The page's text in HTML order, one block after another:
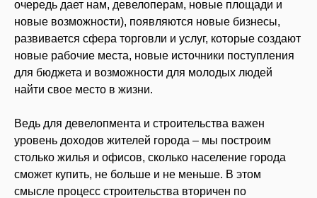
очередь дает нам, девелоперам, новые площади и
новые возможности), появляются новые бизнесы,
развивается сфера торговли и услуг, которые создают
новые рабочие места, новые источники поступления
для бюджета и возможности для молодых людей
найти свое место в жизни.
Ведь для девелопмента и строительства важен
уровень доходов жителей города – мы построим
столько жилья и офисов, сколько население города
сможет купить, не больше и не меньше. В этом
смысле процесс строительства вторичен по